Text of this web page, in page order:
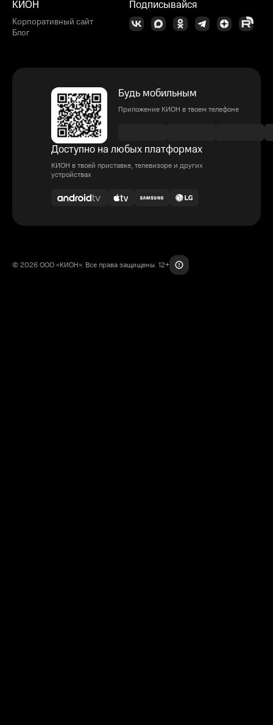
КИОН
Корпоративный сайт
Блог
Подписывайся
Будь мобильным
Приложение КИОН в твоем телефоне
Доступно на любых платформах
КИОН в твоей приставке, телевизоре и других
устройствах
© 2026 ООО «КИОН». Все права защищены. 12+